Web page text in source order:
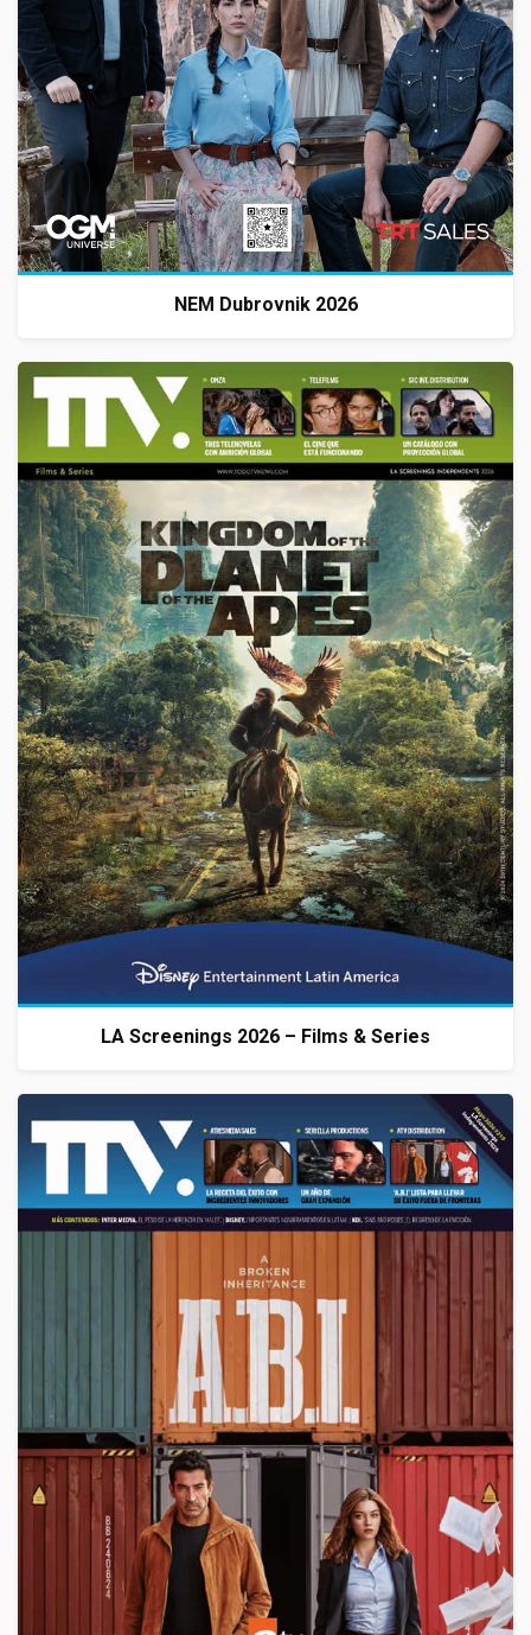
NEM Dubrovnik 2026
LA Screenings 2026 – Films & Series